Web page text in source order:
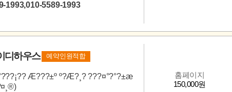
1993,010-5589-1993
디하우스 예약인원적합
Æ???±º º?Æ?¸? ???¤°?°?±æ
홈페이지
150,000원